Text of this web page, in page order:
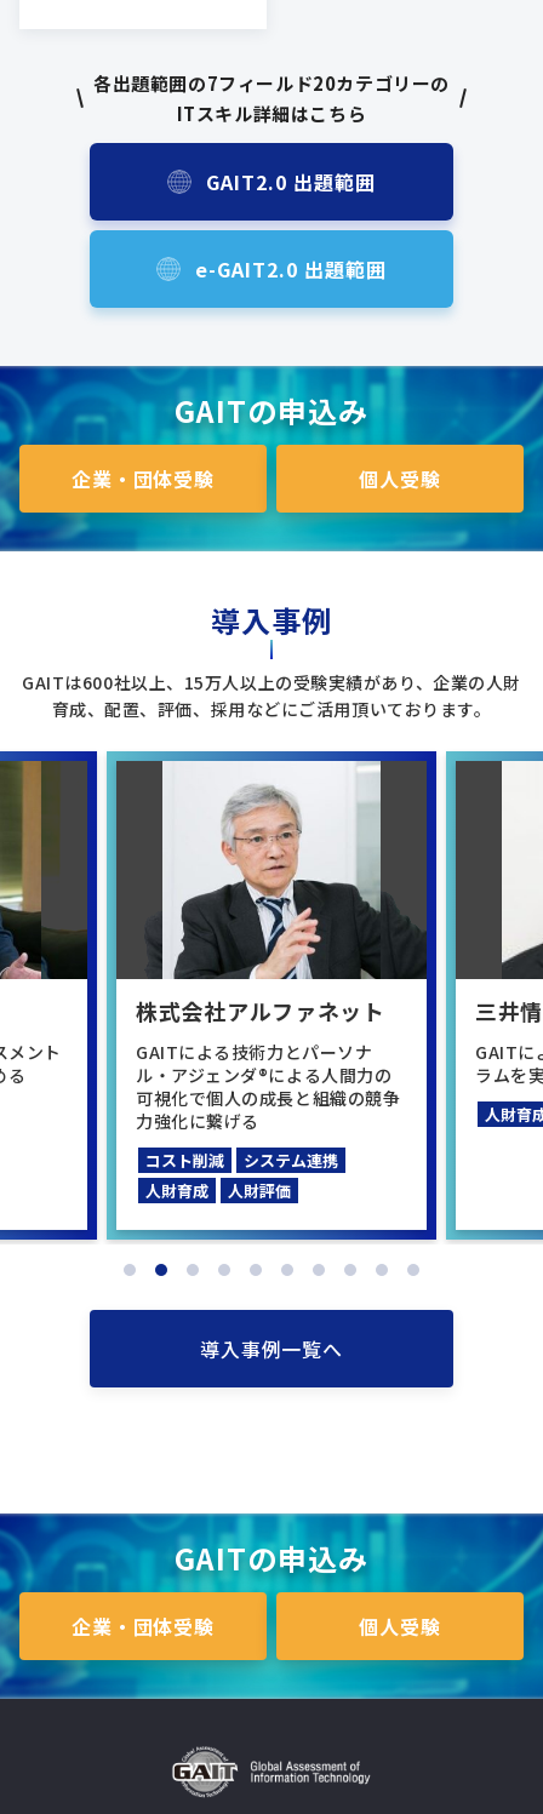
各出題範囲の7フィールド20カテゴリーの
ITスキル詳細はこちら
GAIT2.0 出題範囲
e-GAIT2.0 出題範囲
GAITの申込み
企業・団体受験 個人受験
導入事例
GAITは600社以上、15万人以上の受験実績があり、企業の人財
育成、配置、評価、採用などにご活用頂いております。
メント
る
株式会社アルファネット
GAITによる技術力とパーソナ
ル・アジェンダ®による人間力の
可視化で個人の成長と組織の競争
力強化に繋げる
コスト削減
システム連携
人財育成
人財評価
三井
GAITに
ラムを
人財育
導入事例一覧へ
GAITの申込み
企業・団体受験 個人受験